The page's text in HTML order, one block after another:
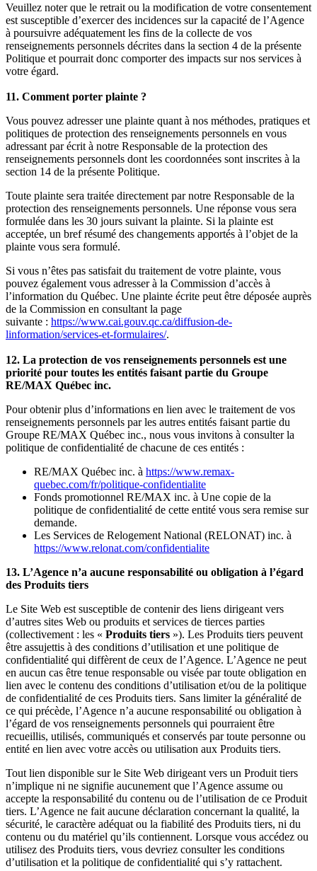
Veuillez noter que le retrait ou la modification de votre consentement
est susceptible d’exercer des incidences sur la capacité de l’Agence
à poursuivre adéquatement les fins de la collecte de vos
renseignements personnels décrites dans la section 4 de la présente
Politique et pourrait donc comporter des impacts sur nos services à
votre égard.
11. Comment porter plainte ?
Vous pouvez adresser une plainte quant à nos méthodes, pratiques et
politiques de protection des renseignements personnels en vous
adressant par écrit à notre Responsable de la protection des
renseignements personnels dont les coordonnées sont inscrites à la
section 14 de la présente Politique.
Toute plainte sera traitée directement par notre Responsable de la
protection des renseignements personnels. Une réponse vous sera
formulée dans les 30 jours suivant la plainte. Si la plainte est
acceptée, un bref résumé des changements apportés à l’objet de la
plainte vous sera formulé.
Si vous n’êtes pas satisfait du traitement de votre plainte, vous
pouvez également vous adresser à la Commission d’accès à
l’information du Québec. Une plainte écrite peut être déposée auprès
de la Commission en consultant la page
suivante : https://www.cai.gouv.qc.ca/diffusion-de-
linformation/services-et-formulaires/.
12. La protection de vos renseignements personnels est une
priorité pour toutes les entités faisant partie du Groupe
RE/MAX Québec inc.
Pour obtenir plus d’informations en lien avec le traitement de vos
renseignements personnels par les autres entités faisant partie du
Groupe RE/MAX Québec inc., nous vous invitons à consulter la
politique de confidentialité de chacune de ces entités :
RE/MAX Québec inc. à https://www.remax-
quebec.com/fr/politique-confidentialite
Fonds promotionnel RE/MAX inc. à Une copie de la
politique de confidentialité de cette entité vous sera remise sur
demande.
Les Services de Relogement National (RELONAT) inc. à
https://www.relonat.com/confidentialite
13. L’Agence n’a aucune responsabilité ou obligation à l’égard
des Produits tiers
Le Site Web est susceptible de contenir des liens dirigeant vers
d’autres sites Web ou produits et services de tierces parties
(collectivement : les « Produits tiers »). Les Produits tiers peuvent
être assujettis à des conditions d’utilisation et une politique de
confidentialité qui diffèrent de ceux de l’Agence. L’Agence ne peut
en aucun cas être tenue responsable ou visée par toute obligation en
lien avec le contenu des conditions d’utilisation et/ou de la politique
de confidentialité de ces Produits tiers. Sans limiter la généralité de
ce qui précède, l’Agence n’a aucune responsabilité ou obligation à
l’égard de vos renseignements personnels qui pourraient être
recueillis, utilisés, communiqués et conservés par toute personne ou
entité en lien avec votre accès ou utilisation aux Produits tiers.
Tout lien disponible sur le Site Web dirigeant vers un Produit tiers
n’implique ni ne signifie aucunement que l’Agence assume ou
accepte la responsabilité du contenu ou de l’utilisation de ce Produit
tiers. L’Agence ne fait aucune déclaration concernant la qualité, la
sécurité, le caractère adéquat ou la fiabilité des Produits tiers, ni du
contenu ou du matériel qu’ils contiennent. Lorsque vous accédez ou
utilisez des Produits tiers, vous devriez consulter les conditions
d’utilisation et la politique de confidentialité qui s’y rattachent.